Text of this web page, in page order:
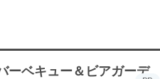
ーベキュー＆ビアガーデ